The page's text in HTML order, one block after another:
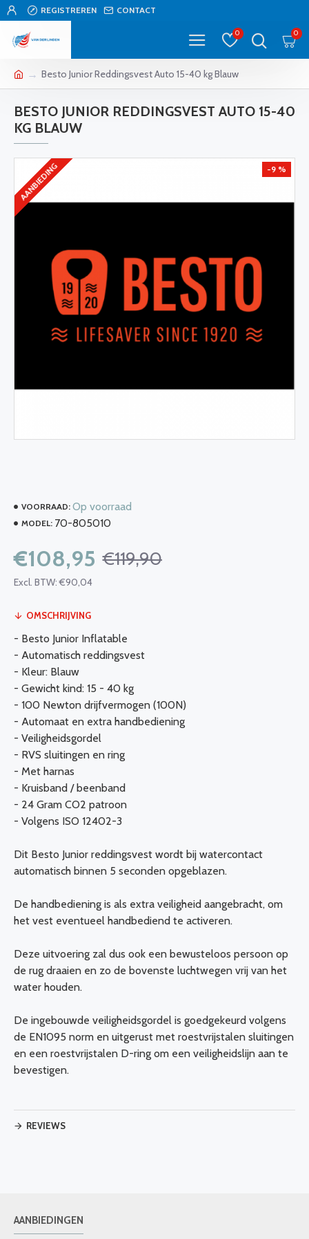
REGISTREREN CONTACT
0 0
Besto Junior Reddingsvest Auto 15-40 kg Blauw
BESTO JUNIOR REDDINGSVEST AUTO 15-40
KG BLAUW
AANBIEDING -9 %
VOORRAAD: Op voorraad
MODEL: 70-805010
€108,95 €119,90
Excl. BTW: €90,04
OMSCHRIJVING
- Besto Junior Inflatable
- Automatisch reddingsvest
- Kleur: Blauw
- Gewicht kind: 15 - 40 kg
- 100 Newton drijfvermogen (100N)
- Automaat en extra handbediening
- Veiligheidsgordel
- RVS sluitingen en ring
- Met harnas
- Kruisband / beenband
- 24 Gram CO2 patroon
- Volgens ISO 12402-3
Dit Besto Junior reddingsvest wordt bij watercontact
automatisch binnen 5 seconden opgeblazen.
De handbediening is als extra veiligheid aangebracht, om
het vest eventueel handbediend te activeren.
Deze uitvoering zal dus ook een bewusteloos persoon op
de rug draaien en zo de bovenste luchtwegen vrij van het
water houden.
De ingebouwde veiligheidsgordel is goedgekeurd volgens
de EN1095 norm en uitgerust met roestvrijstalen sluitingen
en een roestvrijstalen D-ring om een veiligheidslijn aan te
bevestigen.
REVIEWS
AANBIEDINGEN